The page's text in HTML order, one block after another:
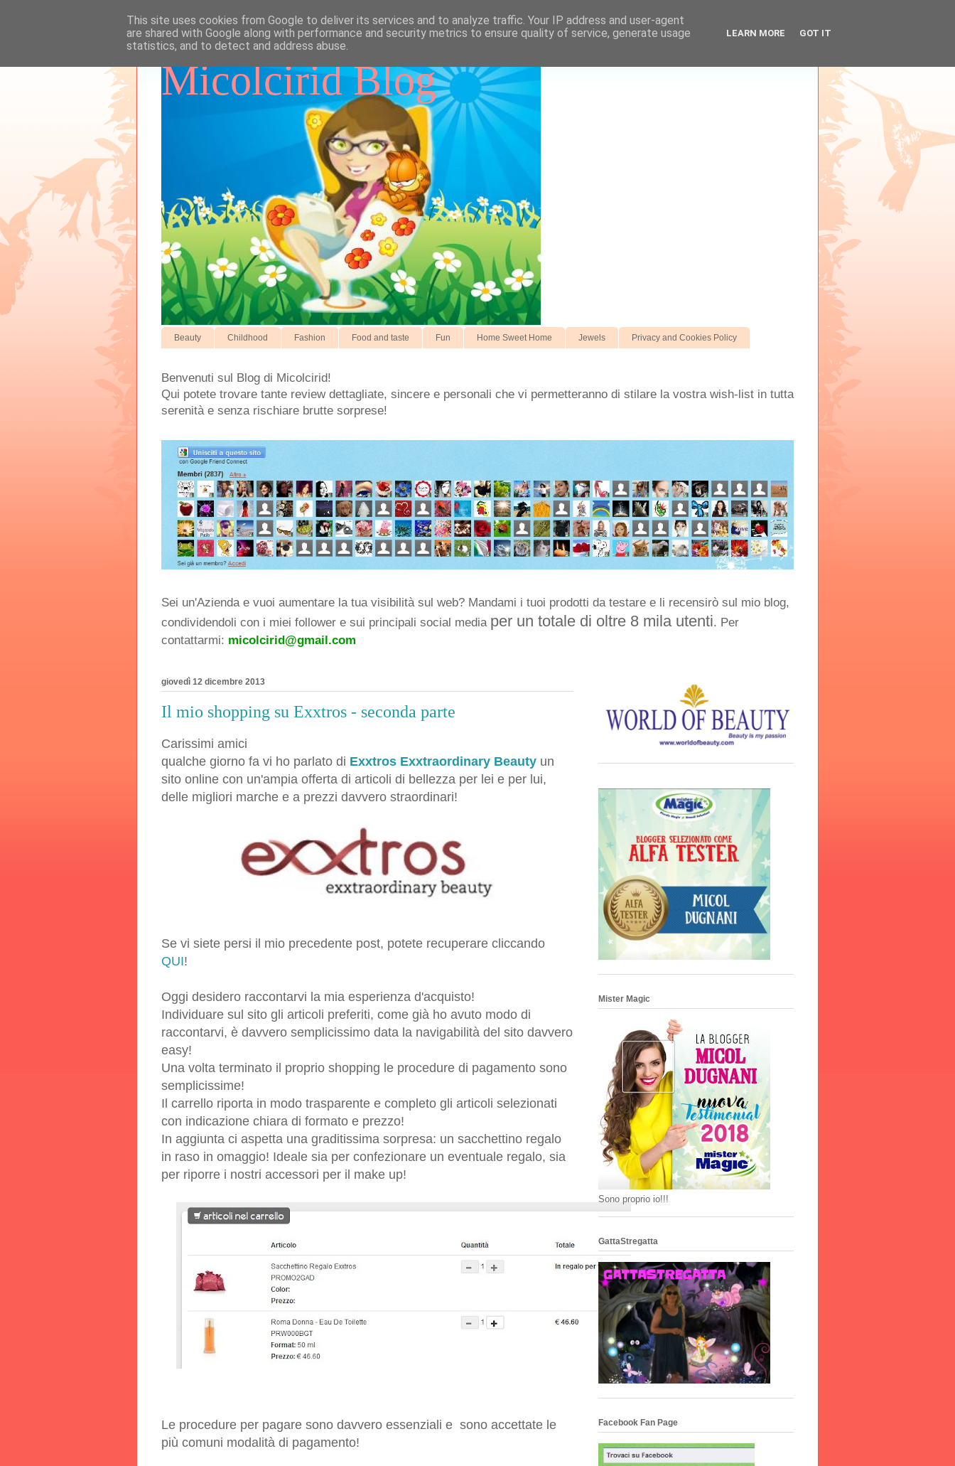
Micolcirid Blog
Beauty Childhood Fashion Food and taste Fun Home Sweet Home Jewels Privacy and Cookies Policy
Benvenuti sul Blog di Micolcirid!
Qui potete trovare tante review dettagliate, sincere e personali che vi permetteranno di stilare la vostra wish-list in tutta
serenità e senza rischiare brutte sorprese!
Sei un'Azienda e vuoi aumentare la tua visibilità sul web? Mandami i tuoi prodotti da testare e li recensirò sul mio blog,
condividendoli con i miei follower e sui principali social media per un totale di oltre 8 mila utenti. Per
contattarmi: micolcirid@gmail.com
giovedì 12 dicembre 2013
Il mio shopping su Exxtros - seconda parte
Carissimi amici
qualche giorno fa vi ho parlato di Exxtros Exxtraordinary Beauty un
sito online con un'ampia offerta di articoli di bellezza per lei e per lui,
delle migliori marche e a prezzi davvero straordinari!
Se vi siete persi il mio precedente post, potete recuperare cliccando
QUI!
Oggi desidero raccontarvi la mia esperienza d'acquisto!
Individuare sul sito gli articoli preferiti, come già ho avuto modo di
raccontarvi, è davvero semplicissimo data la navigabilità del sito davvero
easy!
Una volta terminato il proprio shopping le procedure di pagamento sono
semplicissime!
Il carrello riporta in modo trasparente e completo gli articoli selezionati
con indicazione chiara di formato e prezzo!
In aggiunta ci aspetta una graditissima sorpresa: un sacchettino regalo
in raso in omaggio! Ideale sia per confezionare un eventuale regalo, sia
per riporre i nostri accessori per il make up!
Le procedure per pagare sono davvero essenziali e sono accettate le
più comuni modalità di pagamento!
Mister Magic
Sono proprio io!!!
GattaStregatta
Facebook Fan Page
This site uses cookies from Google to deliver its services and to analyze traffic. Your IP address and user-agent
are shared with Google along with performance and security metrics to ensure quality of service, generate usage
statistics, and to detect and address abuse.
LEARN MORE GOT IT